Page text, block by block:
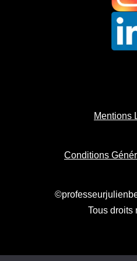
Mentions
Conditions
Tous droits